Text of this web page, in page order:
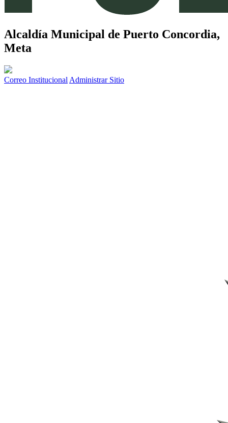
Alcaldía Municipal de Puerto Concordia,
Meta
Correo Institucional Administrar Sitio